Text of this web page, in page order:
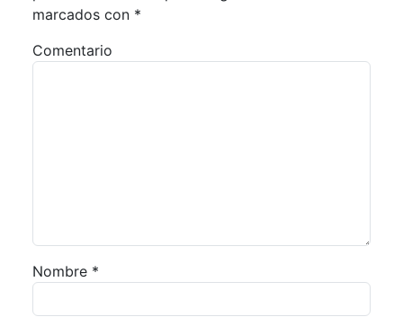
marcados con *
Comentario
Nombre *